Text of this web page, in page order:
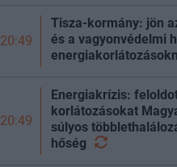
20:49
Tisza-kormány: jön
és a vagyonvédelmi
20:49
Energiakrízis:
korlátozásokat
súlyos
hőség